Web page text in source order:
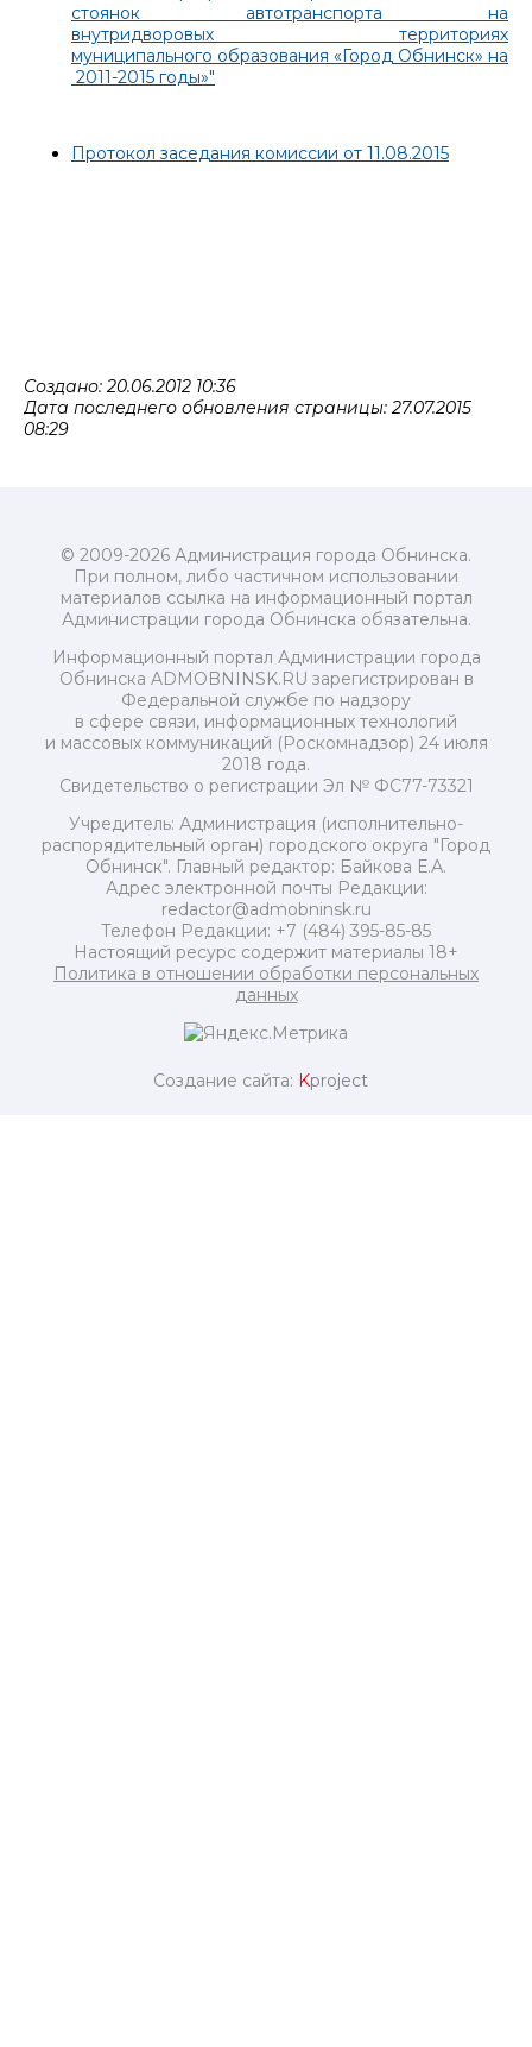
стоянок автотранспорта на
внутридворовых территориях
муниципального образования «Город Обнинск» на
2011-2015 годы»"
Протокол заседания комиссии от 11.08.2015
Создано: 20.06.2012 10:36
Дата последнего обновления страницы: 27.07.2015
08:29
© 2009-2026 Администрация города Обнинска.
При полном, либо частичном использовании
материалов ссылка на информационный портал
Администрации города Обнинска обязательна.
Информационный портал Администрации города
Обнинска ADMOBNINSK.RU зарегистрирован в
Федеральной службе по надзору
в сфере связи, информационных технологий
и массовых коммуникаций (Роскомнадзор) 24 июля
2018 года.
Свидетельство о регистрации Эл № ФС77-73321
Учредитель: Администрация (исполнительно-
распорядительный орган) городского округа "Город
Обнинск". Главный редактор: Байкова Е.А.
Адрес электронной почты Редакции:
redactor@admobninsk.ru
Телефон Редакции: +7 (484) 395-85-85
Настоящий ресурс содержит материалы 18+
Политика в отношении обработки персональных
данных
Создание сайта: Kproject